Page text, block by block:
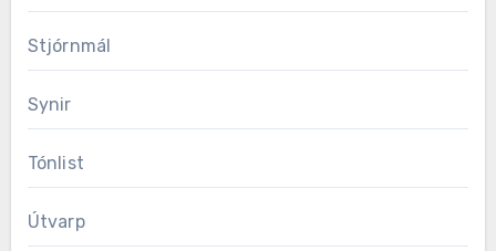
Stjórnmál
Synir
Tónlist
Útvarp